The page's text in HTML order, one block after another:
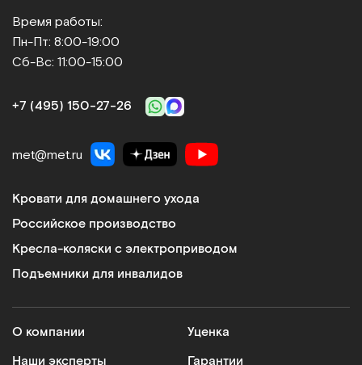
Время работы:
Пн-Пт: 8:00-19:00
Сб-Вс: 11:00-15:00
+7 (495) 150‑27‑26
met@met.ru
Кровати для домашнего ухода
Российское производство
Кресла-коляски с электроприводом
Подъемники для инвалидов
О компании
Наши эксперты
Уценка
Гарантии